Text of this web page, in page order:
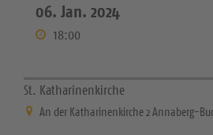
06. Jan. 2024
18:00
St. Katharinenkirche
An der Katharinenkirche 2 Annaberg-